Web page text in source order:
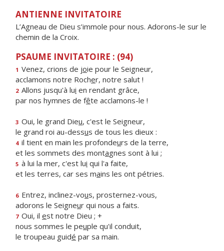
ANTIENNE INVITATOIRE
L’Agneau de Dieu s’immole pour nous. Adorons-le sur le
chemin de la Croix.
PSAUME INVITATOIRE : (94)
1 Venez, crions de joie pour le Seigneur,
acclamons notre Rocher, notre salut !
2 Allons jusqu'à lui en rendant grâce,
par nos hymnes de fête acclamons-le !
3 Oui, le grand Dieu, c'est le Seigneur,
le grand roi au-dessus de tous les dieux :
4 il tient en main les profondeurs de la terre,
et les sommets des montagnes sont à lui ;
5 à lui la mer, c'est lui qui l'a faite,
et les terres, car ses mains les ont pétries.
6 Entrez, inclinez-vous, prosternez-vous,
adorons le Seigneur qui nous a faits.
7 Oui, il est notre Dieu ; +
nous sommes le peuple qu'il conduit,
le troupeau guidé par sa main.